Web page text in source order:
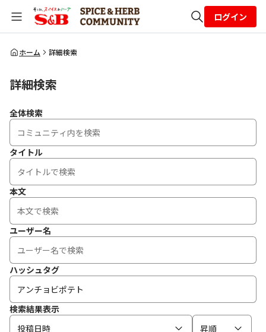
全体検索
ログイン
ホーム 詳細検索
詳細検索
全体検索
タイトル
本文
ユーザー名
ハッシュタグ
検索結果表示
投稿日時
昇順